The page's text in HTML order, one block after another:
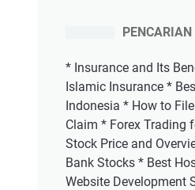
* Insurance and Its
Islamic Insurance *
Indonesia * How to
Claim * Forex Trading
Stock Price and
Bank Stocks * Best
Website Development